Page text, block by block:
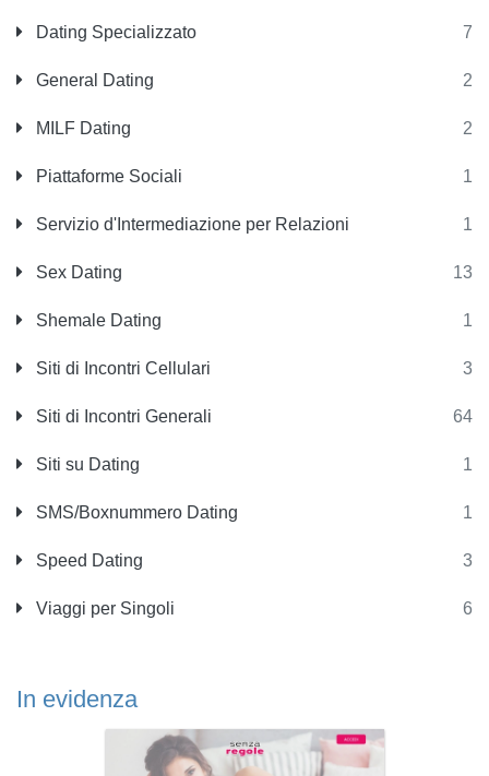
Dating Specializzato 7
General Dating 2
MILF Dating 2
Piattaforme Sociali 1
Servizio d'Intermediazione per Relazioni 1
Sex Dating 13
Shemale Dating 1
Siti di Incontri Cellulari 3
Siti di Incontri Generali 64
Siti su Dating 1
SMS/Boxnummero Dating 1
Speed Dating 3
Viaggi per Singoli 6
In evidenza